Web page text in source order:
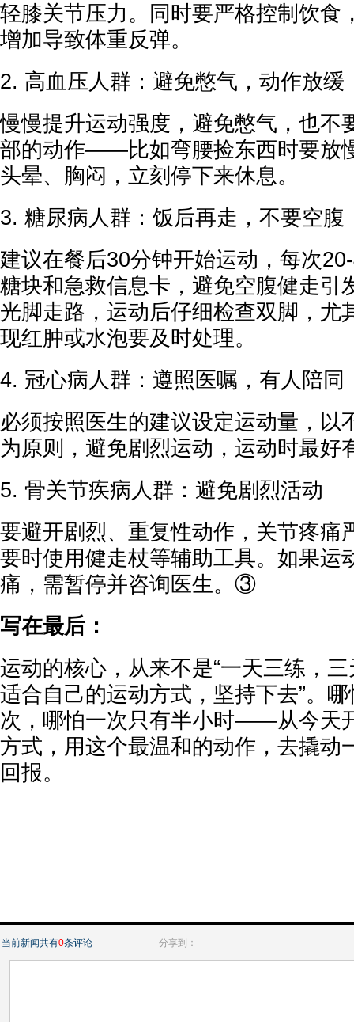
轻膝关节压力。同时要严格控制饮食
增加导致体重反弹。
2. 高血压人群：避免憋气，动作放缓
慢慢提升运动强度，避免憋气，也不
部的动作——比如弯腰捡东西时要放
头晕、胸闷，立刻停下来休息。
3. 糖尿病人群：饭后再走，不要空腹
建议在餐后30分钟开始运动，每次
糖块和急救信息卡，避免空腹健走引
光脚走路，运动后仔细检查双脚，尤
现红肿或水泡要及时处理。
4. 冠心病人群：遵照医嘱，有人陪同
必须按照医生的建议设定运动量，以
为原则，避免剧烈运动，运动时最好
5. 骨关节疾病人群：避免剧烈活动
要避开剧烈、重复性动作，关节疼痛
要时使用健走杖等辅助工具。如果运
痛，需暂停并咨询医生。③
写在最后：
运动的核心，从来不是“一天三练，三
适合自己的运动方式，坚持下去”。
次，哪怕一次只有半小时——从今天
方式，用这个最温和的动作，去撬动
回报。
当前新闻共有0条评论 分享到：